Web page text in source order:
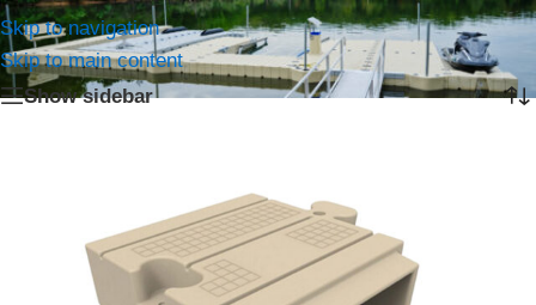
Skip to navigation
Skip to main content
Home/Producten getagged “Leiding”
Het enkele resultaat weergeven
Show sidebar